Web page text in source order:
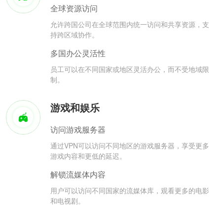
全球资源访问
允许跨国公司在全球范围内统一访问和共享资源，支
持跨区域协作。
多国办公灵活性
员工可以在不同国家或地区灵活办公，而不受地域限
制。
游戏和娱乐
访问游戏服务器
通过VPN可以访问不同地区的游戏服务器，享受更多
游戏内容和更低的延迟。
解锁流媒体内容
用户可以访问不同国家的流媒体库，观看更多的电影
和电视剧。